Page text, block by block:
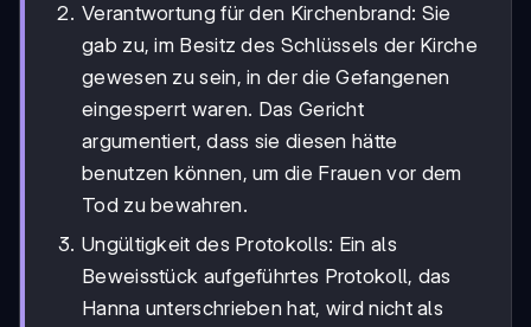
Verantwortung für den Kirchenbrand: Sie
gab zu, im Besitz des Schlüssels der Kirche
gewesen zu sein, in der die Gefangenen
eingesperrt waren. Das Gericht
argumentiert, dass sie diesen hätte
benutzen können, um die Frauen vor dem
Tod zu bewahren.
Ungültigkeit des Protokolls: Ein als
Beweisstück aufgeführtes Protokoll, das
Hanna unterschrieben hat, wird nicht als